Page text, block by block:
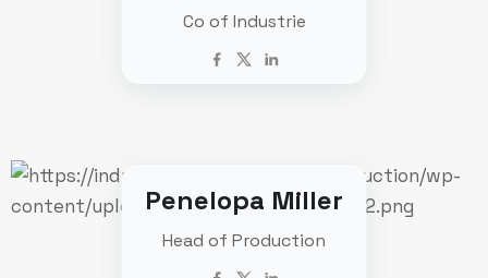
Co of Industrie
Penelopa Miller
Head of Production